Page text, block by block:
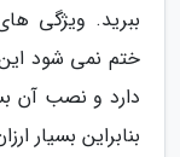
ببرید. ویژگی
ختم نمی شود این
دارد و نصب آن
بنابراین بسیار